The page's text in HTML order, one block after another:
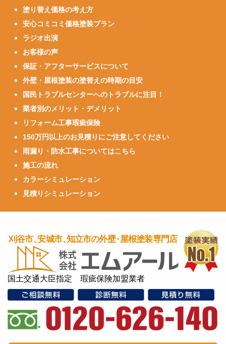
塗り替え価格の考え方
安心コミコミ価格塗装プラン
ラジオ出演
お客様の声
保証・アフターサービスについて
外壁・屋根塗装の塗替えの時期の目安
国民トラブルセンターへのトラブルに注目！
業者別のメリット・デメリット
リフォーム工事瑕疵保険
150万円以上のお見積りにご注意してください
雨漏り・防水工事についてはこちら
施工の流れ
カラーシミュレーション
見積りシミュレーション
国土交通大臣指定 瑕疵保険加盟業者